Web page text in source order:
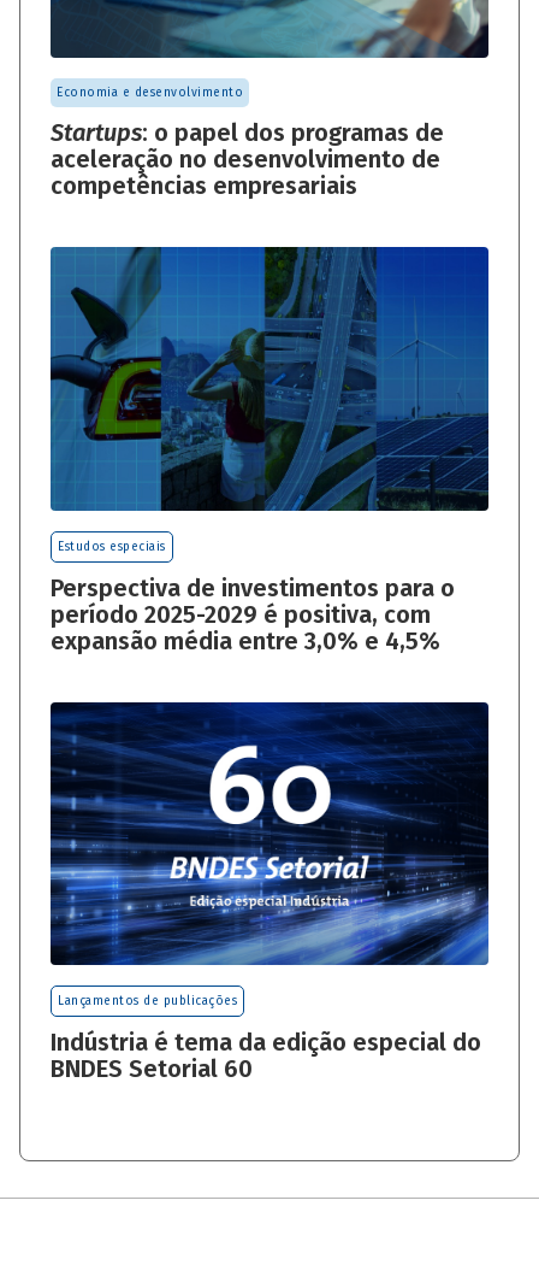
Economia e desenvolvimento
Startups: o papel dos programas de
aceleração no desenvolvimento de
competências empresariais
Estudos especiais
Perspectiva de investimentos para o
período 2025-2029 é positiva, com
expansão média entre 3,0% e 4,5%
Lançamentos de publicações
Indústria é tema da edição especial do
BNDES Setorial 60